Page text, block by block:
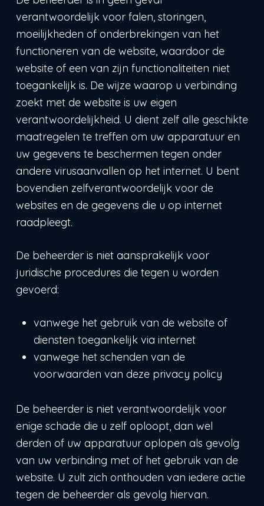
verantwoordelijk voor falen, storingen,
moeilijkheden of onderbrekingen van het
functioneren van de website, waardoor de
website of een van zijn functionaliteiten niet
toegankelijk is. De wijze waarop u verbinding
zoekt met de website is uw eigen
verantwoordelijkheid. U dient zelf alle geschikte
maatregelen te treffen om uw apparatuur en
uw gegevens te beschermen tegen onder
andere virusaanvallen op het internet. U bent
bovendien zelfverantwoordelijk voor de
websites en de gegevens die u op internet
raadpleegt.
De beheerder is niet aansprakelijk voor
juridische procedures die tegen u worden
gevoerd:
vanwege het gebruik van de website of
diensten toegankelijk via internet
vanwege het schenden van de
voorwaarden van deze privacy policy
De beheerder is niet verantwoordelijk voor
enige schade die u zelf oploopt, dan wel
derden of uw apparatuur oplopen als gevolg
van uw verbinding met of het gebruik van de
website. U zult zich onthouden van iedere actie
tegen de beheerder als gevolg hiervan.